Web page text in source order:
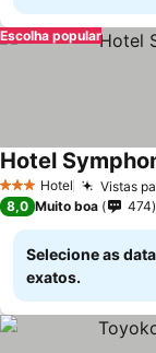
Escolha popular
3 EstrelasHotel Vistas
Hotel
8,0 Muito boa 474
Selecione as
exatos.